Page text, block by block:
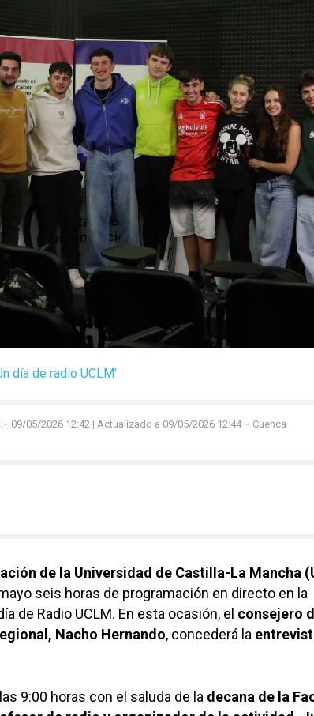
día de radio UCLM'
- 09/05/2026 12:42 | Actualizado a 09/05/2026 12:44- Cuenca
de la Universidad de Castilla-La Mancha
seis horas de programación en directo en la
de Radio UCLM. En esta ocasión, el consejero
Nacho Hernando, concederá la
9:00 horas con el saluda de la decana de la